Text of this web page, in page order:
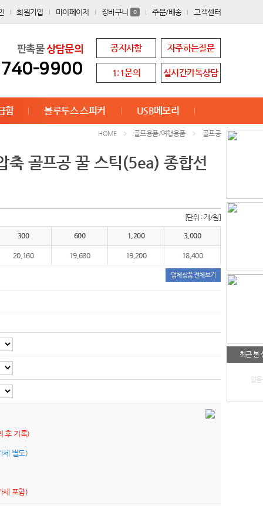
회원가입 마이페이지 장바구니 0 주문/배송 고객센터
판촉물상담문의
9900
공지사항 자주하는질문
1:1문의 실시간카톡상담
함 블루투스 스피커 USB메모리
최근 본
없음
HOME 골프용품/여행용품 골프공
축 골프공 꿀 스틱(5ea) 종합선
[단위 : 개/원]
300 600 1,200 3,000
20,160 19,680 19,200 18,400
업체상품 전체보기
후 기록)
세 별도)
세 포함)